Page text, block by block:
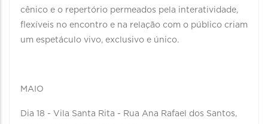
cênico e o repertório permeados pela interatividade,
flexíveis no encontro e na relação com o público criam
um espetáculo vivo, exclusivo e único.
MAIO
Dia 18 - Vila Santa Rita - Rua Ana Rafael dos Santos,